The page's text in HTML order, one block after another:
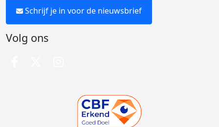
Schrijf je in voor de nieuwsbrief
Volg ons